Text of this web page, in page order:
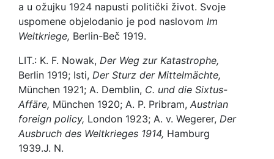
a u ožujku 1924 napusti politički život. Svoje
uspomene objelodanio je pod naslovom Im
Weltkriege, Berlin-Beč 1919.
LIT.: K. F. Nowak, Der Weg zur Katastrophe,
Berlin 1919; Isti, Der Sturz der Mittelmächte,
München 1921; A. Demblin, C. und die Sixtus-
Affäre, München 1920; A. P. Pribram, Austrian
foreign policy, London 1923; A. v. Wegerer, Der
Ausbruch des Weltkrieges 1914, Hamburg
1939.J. N.